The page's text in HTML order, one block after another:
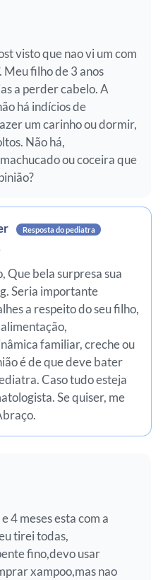
visto que nao vi um com
Meu filho de 3 anos
a perder cabelo. A
há indícios de
um carinho ou dormir,
Não há,
ou coceira que
Resposta do pediatra
Que bela surpresa sua
Seria importante
a respeito do seu filho,
familiar, creche ou
é de que deve bater
Caso tudo esteja
Se quiser, me
4 meses esta com a
tirei todas,
fino,devo usar
xampoo,mas nao